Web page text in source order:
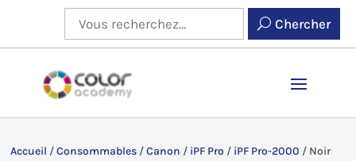
Chercher
Accueil /Consommables /Canon / iPF Pro / iPF Pro-2000 / Noir